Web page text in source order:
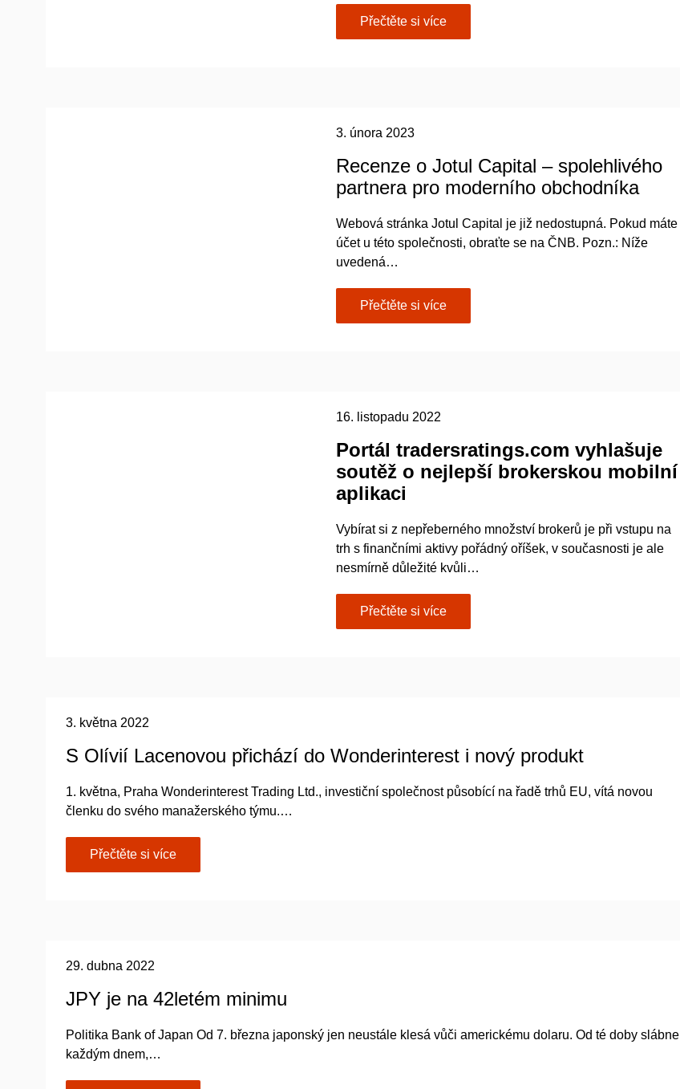
Přečtěte si více
3. února 2023
Recenze o Jotul Capital – spolehlivého
partnera pro moderního obchodníka
Webová stránka Jotul Capital je již nedostupná. Pokud máte
účet u této společnosti, obraťte se na ČNB. Pozn.: Níže
uvedená…
Přečtěte si více
16. listopadu 2022
Portál tradersratings.com vyhlašuje
soutěž o nejlepší brokerskou mobilní
aplikaci
Vybírat si z nepřeberného množství brokerů je při vstupu na
trh s finančními aktivy pořádný oříšek, v současnosti je ale
nesmírně důležité kvůli…
Přečtěte si více
3. května 2022
S Olívií Lacenovou přichází do Wonderinterest i nový produkt
1. května, Praha Wonderinterest Trading Ltd., investiční společnost působící na řadě trhů EU, vítá novou
členku do svého manažerského týmu.…
Přečtěte si více
29. dubna 2022
JPY je na 42letém minimu
Politika Bank of Japan Od 7. března japonský jen neustále klesá vůči americkému dolaru. Od té doby slábne
každým dnem,…